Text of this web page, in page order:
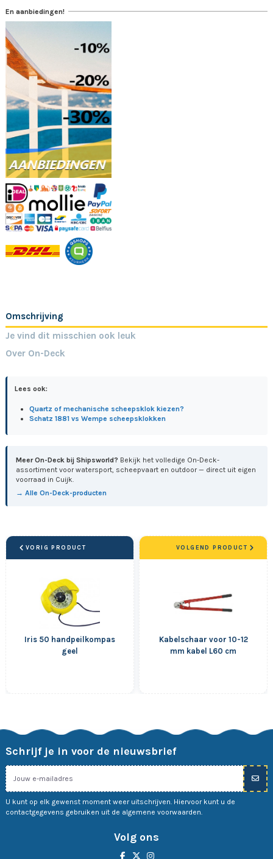
En aanbiedingen!
Omschrijving
Je vind dit misschien ook leuk
Over On-Deck
Lees ook:
Quartz of mechanische scheepsklok kiezen?
Schatz 1881 vs Wempe scheepsklokken
Meer On-Deck bij Shipsworld? Bekijk het volledige On-Deck-
assortiment voor watersport, scheepvaart en outdoor — direct uit eigen
voorraad in Cuijk.
→ Alle On-Deck-producten
VORIG PRODUCT
Iris 50 handpeilkompas
geel
Kabelschaar voor 10-12
mm kabel L60 cm
VOLGEND PRODUCT
Schrijf je in voor de nieuwsbrief
U kunt op elk gewenst moment weer uitschrijven. Hiervoor kunt u de
contactgegevens gebruiken uit de algemene voorwaarden.
Volg ons